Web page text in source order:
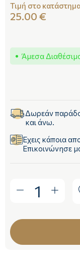
Τιμή στο
25.00 €
Άμεσα
Δωρεάν
και άνω.
Έχεις κάποια
Επικοινώνησε
1